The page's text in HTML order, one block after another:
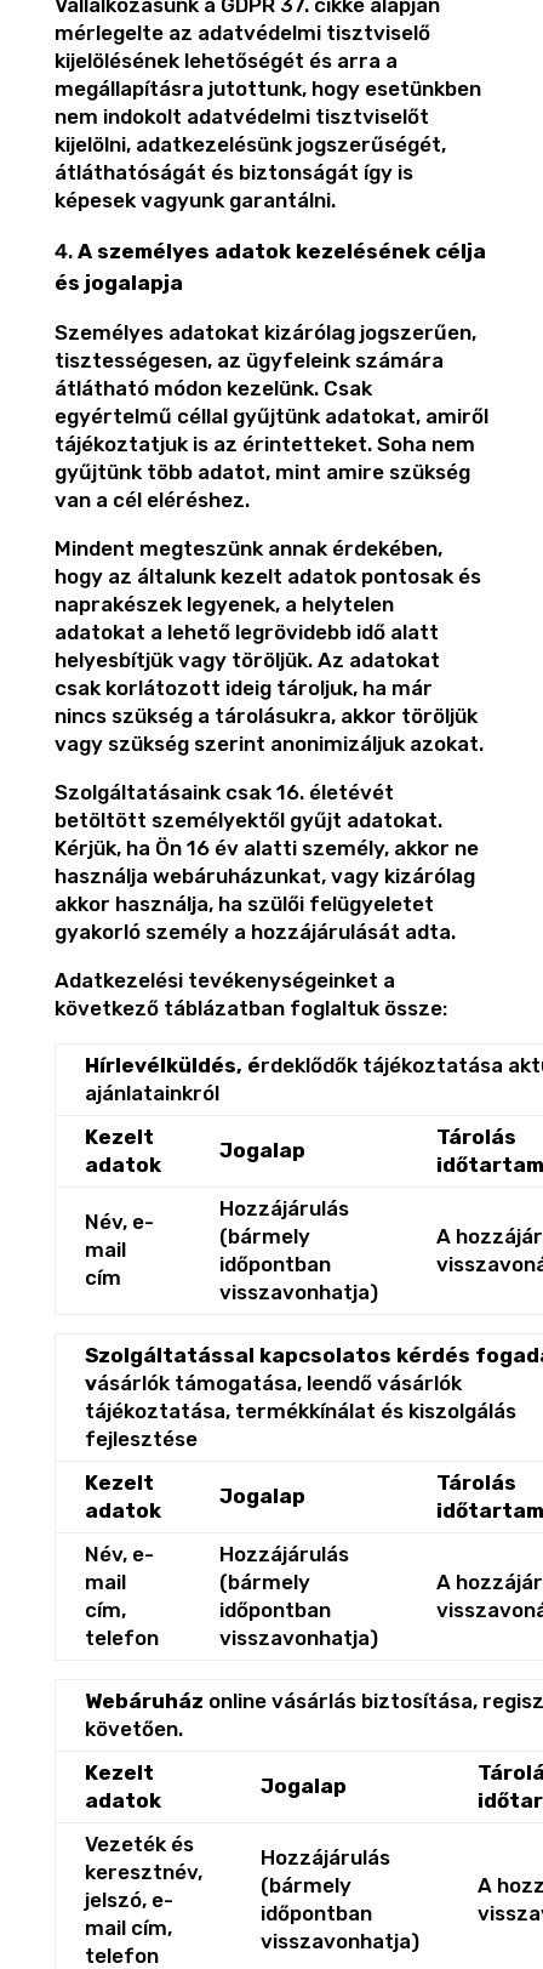
mérlegelte az adatvédelmi tisztviselő
kijelölésének lehetőségét és arra a
megállapításra jutottunk, hogy esetünkben
nem indokolt adatvédelmi tisztviselőt
kijelölni, adatkezelésünk jogszerűségét,
átláthatóságát és biztonságát így is
képesek vagyunk garantálni.
A személyes adatok kezelésének célja
és jogalapja
Személyes adatokat kizárólag jogszerűen,
tisztességesen, az ügyfeleink számára
átlátható módon kezelünk. Csak
egyértelmű céllal gyűjtünk adatokat, amiről
tájékoztatjuk is az érintetteket. Soha nem
gyűjtünk több adatot, mint amire szükség
van a cél eléréshez.
Mindent megteszünk annak érdekében,
hogy az általunk kezelt adatok pontosak és
naprakészek legyenek, a helytelen
adatokat a lehető legrövidebb idő alatt
helyesbítjük vagy töröljük. Az adatokat
csak korlátozott ideig tároljuk, ha már
nincs szükség a tárolásukra, akkor töröljük
vagy szükség szerint anonimizáljuk azokat.
Szolgáltatásaink csak 16. életévét
betöltött személyektől gyűjt adatokat.
Kérjük, ha Ön 16 év alatti személy, akkor ne
használja webáruházunkat, vagy kizárólag
akkor használja, ha szülői felügyeletet
gyakorló személy a hozzájárulását adta.
Adatkezelési tevékenységeinket a
következő táblázatban foglaltuk össze:
Hírlevélküldés, érdeklődők tájékoztatása
ajánlatainkról
Kezelt
adatok
Jogalap
Tárolás
Név, e-
mail
cím
Hozzájárulás
(bármely
időpontban
visszavonhatja)
A
Szolgáltatással kapcsolatos kérdés
vásárlók támogatása, leendő vásárlók
tájékoztatása, termékkínálat és kiszolgálás
fejlesztése
Kezelt
adatok
Jogalap
Tárolás
Név, e-
mail
cím,
telefon
Hozzájárulás
(bármely
időpontban
visszavonhatja)
A
Webáruház online vásárlás biztosítása,
követően.
Kezelt
adatok
Jogalap
Vezeték és
keresztnév,
jelszó, e-
mail cím,
telefon
Hozzájárulás
(bármely
időpontban
visszavonhatja)
A